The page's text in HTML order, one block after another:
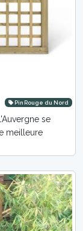
Pin Rouge du Nord
se
meilleure